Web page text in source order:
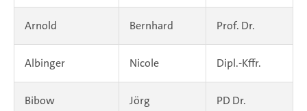
Arnold Bernhard Prof. Dr.
Albinger Nicole Dipl.-Kffr.
Bibow Jörg PD Dr.